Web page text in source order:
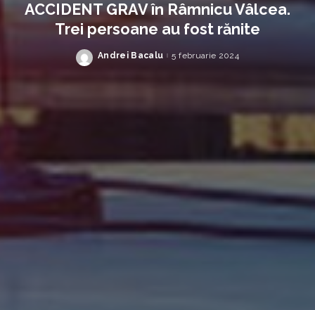
ACCIDENT GRAV în Râmnicu Vâlcea.
Trei persoane au fost rănite
Posted
Andrei Bacalu 5 februarie 2024